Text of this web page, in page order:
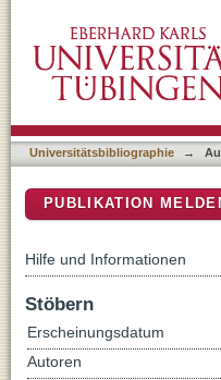
Universitätsbibliographie →
PUBLIKATION
Hilfe und Informationen
Stöbern
Erscheinungsdatum
Autoren